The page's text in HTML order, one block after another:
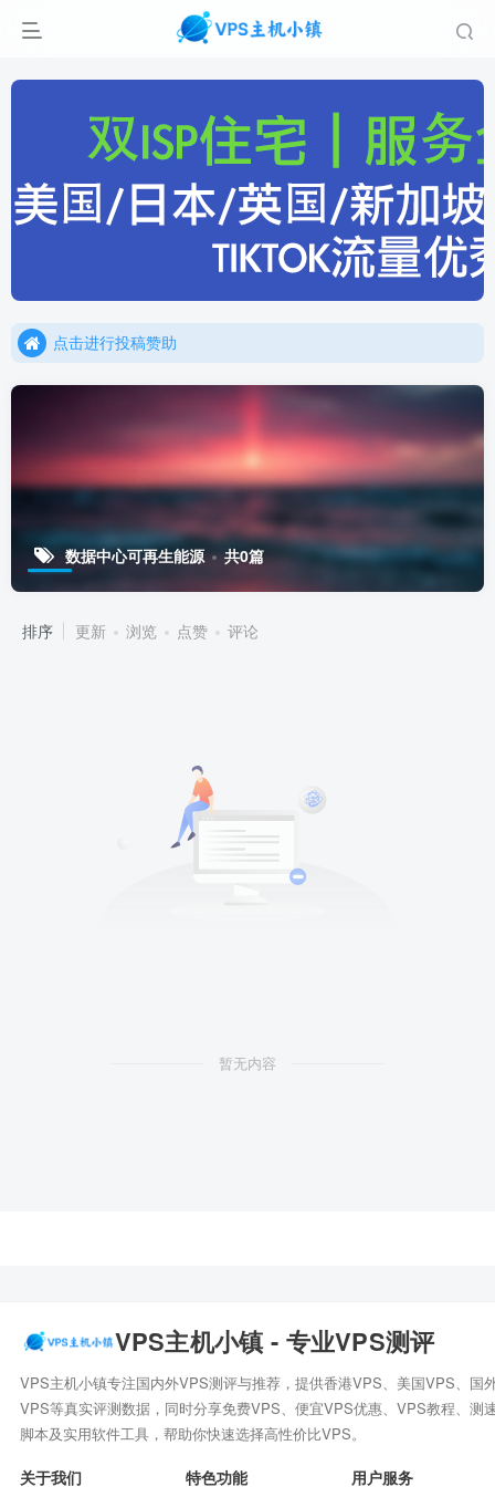
点击加入官方TG频道/聊天群
点击进行投稿赞助
点击加入官方TG频道/聊天群
数据中心可再生能源 共0篇
排序 更新 浏览 点赞 评论
暂无内容
VPS主机小镇 - 专业VPS测评
VPS主机小镇专注国内外VPS测评与推荐，提供香港VPS、美国VPS、国
VPS等真实评测数据，同时分享免费VPS、便宜VPS优惠、VPS教程、测
脚本及实用软件工具，帮助你快速选择高性价比VPS。
关于我们 特色功能 用户服务